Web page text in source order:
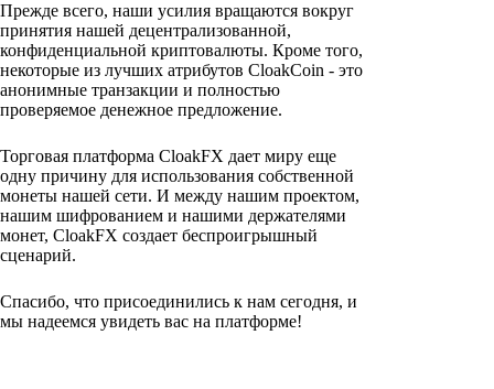
Прежде всего, наши усилия вращаются вокруг
принятия нашей децентрализованной,
конфиденциальной криптовалюты. Кроме того,
некоторые из лучших атрибутов CloakCoin - это
анонимные транзакции и полностью
проверяемое денежное предложение.
Торговая платформа CloakFX дает миру еще
одну причину для использования собственной
монеты нашей сети. И между нашим проектом,
нашим шифрованием и нашими держателями
монет, CloakFX создает беспроигрышный
сценарий.
Спасибо, что присоединились к нам сегодня, и
мы надеемся увидеть вас на платформе!